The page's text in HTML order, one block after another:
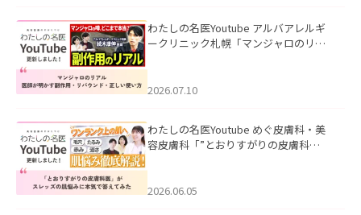
わたしの名医Youtube アルバアレルギ
ークリニック札幌「マンジャロのリア
た。
2026.07.10
わたしの名医Youtube めぐ皮膚科・美
容皮膚科「”とおりすがりの皮膚科
2026.06.05